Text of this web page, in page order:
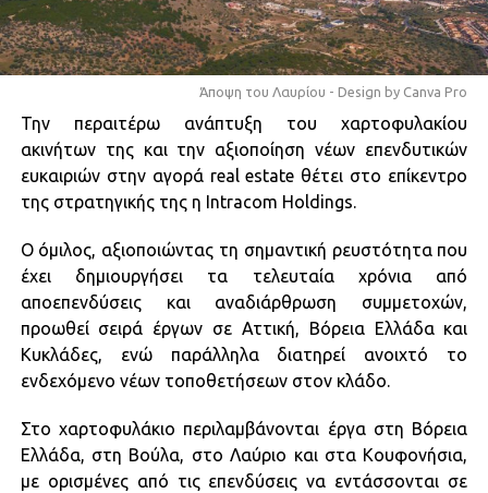
Άποψη του Λαυρίου - Design by Canva Pro
Την περαιτέρω ανάπτυξη του χαρτοφυλακίου
ακινήτων της και την αξιοποίηση νέων επενδυτικών
ευκαιριών στην αγορά real estate θέτει στο επίκεντρο
της στρατηγικής της η Intracom Holdings.
Ο όμιλος, αξιοποιώντας τη σημαντική ρευστότητα που
έχει δημιουργήσει τα τελευταία χρόνια από
αποεπενδύσεις και αναδιάρθρωση συμμετοχών,
προωθεί σειρά έργων σε Αττική, Βόρεια Ελλάδα και
Κυκλάδες, ενώ παράλληλα διατηρεί ανοιχτό το
ενδεχόμενο νέων τοποθετήσεων στον κλάδο.
Στο χαρτοφυλάκιο περιλαμβάνονται έργα στη Βόρεια
Ελλάδα, στη Βούλα, στο Λαύριο και στα Κουφονήσια,
με ορισμένες από τις επενδύσεις να εντάσσονται σε